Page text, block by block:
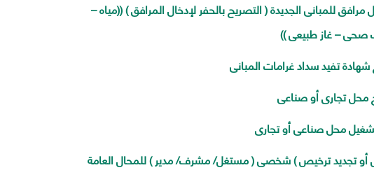
الجهات
الحكومية
وفقاً لرؤية
المحافظة
.
بالمحافظة
تدريب
العاملين
للمبانى الجديدة ( التصريح بالحفر لإدخال المرافق ) ((مياه –
صحى – غاز طبيعى ))
تفيد سداد غرامات المبانى
محل تجارى أو صناعى
محل صناعى أو تجارى
تجديد ترخيص ) شخصى ( مستغل/ مشرف/ مدير ) للمحال العامة